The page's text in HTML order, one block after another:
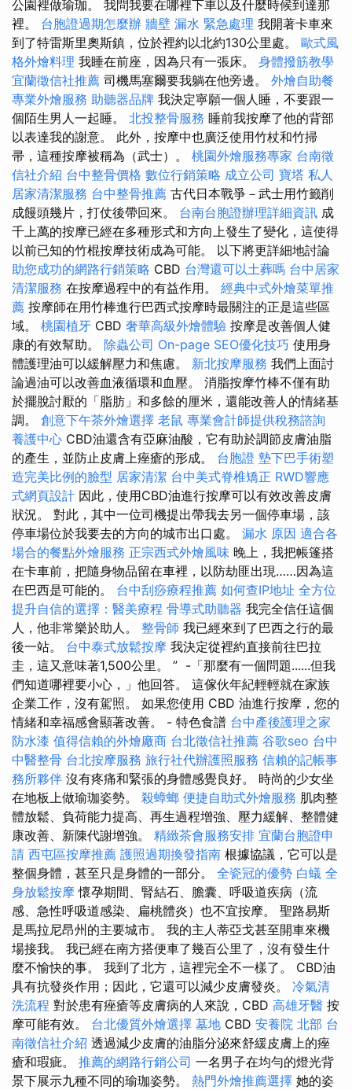
公園裡做瑜珈。 我問我要在哪裡下車以及什麼時候到達那
裡。 台胞證過期怎麼辦 牆壁 漏水 緊急處理 我開著卡車來
到了特雷斯里奧斯鎮，位於裡約以北約130公里處。 歐式風
格外燴料理 我睡在前座，因為只有一張床。 身體撥筋教學
宜蘭徵信社推薦 司機馬塞爾要我躺在他旁邊。 外燴自助餐
專業外燴服務 助聽器品牌 我決定寧願一個人睡，不要跟一
個陌生男人一起睡。 北投整骨服務 睡前我按摩了他的背部
以表達我的謝意。 此外，按摩中也廣泛使用竹杖和竹掃
帚，這種按摩被稱為（武士）。 桃園外燴服務專家 台南徵
信社介紹 台中整骨價格 數位行銷策略 成立公司 寶塔 私人
居家清潔服務 台中整骨推薦 古代日本戰爭－武士用竹籤削
成饅頭幾片，打仗後帶回來。 台南台胞證辦理詳細資訊 成
千上萬的按摩已經在多種形式和方向上發生了變化，這使得
以前已知的竹棍按摩技術成為可能。 以下將更詳細地討論
助您成功的網路行銷策略 CBD 台灣還可以土葬嗎 台中居家
清潔服務 在按摩過程中的有益作用。 經典中式外燴菜單推
薦 按摩師在用竹棒進行巴西式按摩時最關注的正是這些區
域。 桃園植牙 CBD 奢華高級外燴體驗 按摩是改善個人健
康的有效幫助。 除蟲公司 On-page SEO優化技巧 使用身
體護理油可以緩解壓力和焦慮。 新北按摩服務 我們上面討
論過油可以改善血液循環和血壓。 消脂按摩竹棒不僅有助
於擺脫討厭的「脂肪」和多餘的厘米，還能改善人的情緒基
調。 創意下午茶外燴選擇 老鼠 專業會計師提供稅務諮詢
養護中心 CBD油還含有亞麻油酸，它有助於調節皮膚油脂
的產生，並防止皮膚上痤瘡的形成。 台胞證 墊下巴手術塑
造完美比例的臉型 居家清潔 台中美式脊椎矯正 RWD響應
式網頁設計 因此，使用CBD油進行按摩可以有效改善皮膚
狀況。 對此，其中一位司機提出帶我去另一個停車場，該
停車場位於我要去的方向的城市出口處。 漏水 原因 適合各
場合的餐點外燴服務 正宗西式外燴風味 晚上，我把帳篷搭
在卡車前，把隨身物品留在車裡，以防劫匪出現……因為這
在巴西是可能的。 台中刮痧療程推薦 如何查IP地址 全方位
提升自信的選擇：醫美療程 骨導式助聽器 我完全信任這個
人，他非常樂於助人。 整骨師 我已經來到了巴西之行的最
後一站。 台中泰式放鬆按摩 我決定從裡約直接前往巴拉
圭，這又意味著1,500公里。 ” -「那麼有一個問題......但我
們知道哪裡要小心，」他回答。 這傢伙年紀輕輕就在家族
企業工作，沒有駕照。 如果您使用 CBD 油進行按摩，您的
情緒和幸福感會顯著改善。 - 特色食譜 台中產後護理之家
防水漆 值得信賴的外燴廠商 台北徵信社推薦 谷歌seo 台中
中醫整骨 台北按摩服務 旅行社代辦護照服務 信賴的記帳事
務所夥伴 沒有疼痛和緊張的身體感覺良好。 時尚的少女坐
在地板上做瑜珈姿勢。 殺蟑螂 便捷自助式外燴服務 肌肉整
體放鬆、負荷能力提高、再生過程增強、壓力緩解、整體健
康改善、新陳代謝增強。 精緻茶會服務安排 宜蘭台胞證申
請 西屯區按摩推薦 護照過期換發指南 根據協議，它可以是
整個身體，甚至只是身體的一部分。 全瓷冠的優勢 白蟻 全
身放鬆按摩懷孕期間、腎結石、膽囊、呼吸道疾病（流
感、急性呼吸道感染、扁桃體炎）也不宜按摩。 聖路易斯
是馬拉尼昂州的主要城市。 我的主人蒂亞戈甚至開車來機
場接我。 我已經在南方搭便車了幾百公里了，沒有發生什
麼不愉快的事。 我到了北方，這裡完全不一樣了。 CBD油
具有抗發炎作用；因此，它還可以減少皮膚發炎。 冷氣清
洗流程 對於患有痤瘡等皮膚病的人來說，CBD 高雄牙醫 按
摩可能有效。 台北優質外燴選擇 墓地 CBD 安養院 北部 台
南徵信社介紹 透過減少皮膚的油脂分泌來舒緩皮膚上的痤
瘡和瑕疵。 推薦的網路行銷公司 一名男子在均勻的燈光背
景下展示九種不同的瑜珈姿勢。 熱門外燴推薦選擇 她的姿